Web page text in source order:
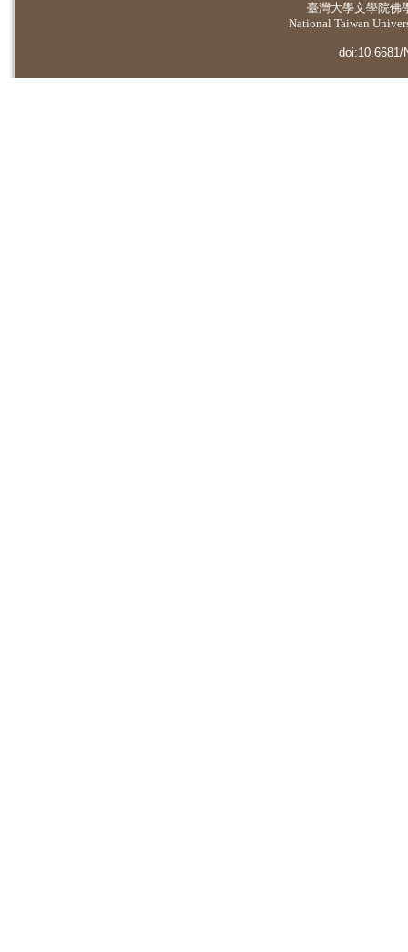
臺灣大學文學院佛
National Taiwan
doi:10.6681/